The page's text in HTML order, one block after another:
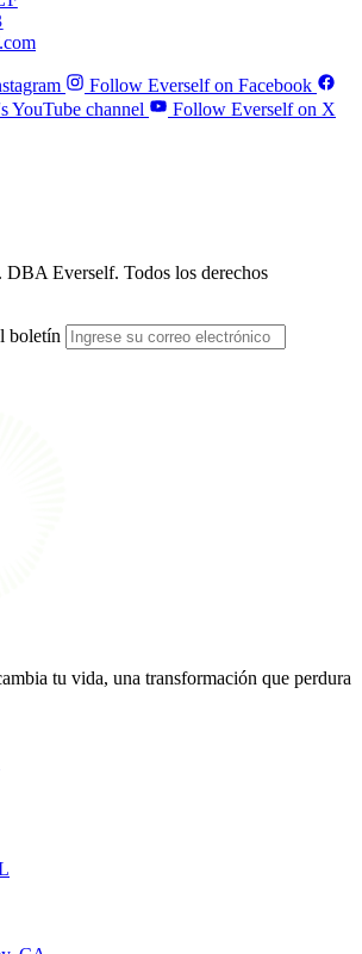
Follow Everself on Facebook
YouTube channel
Follow Everself on X
Everself. Todos los derechos
boletín
tu vida, una transformación que perdura